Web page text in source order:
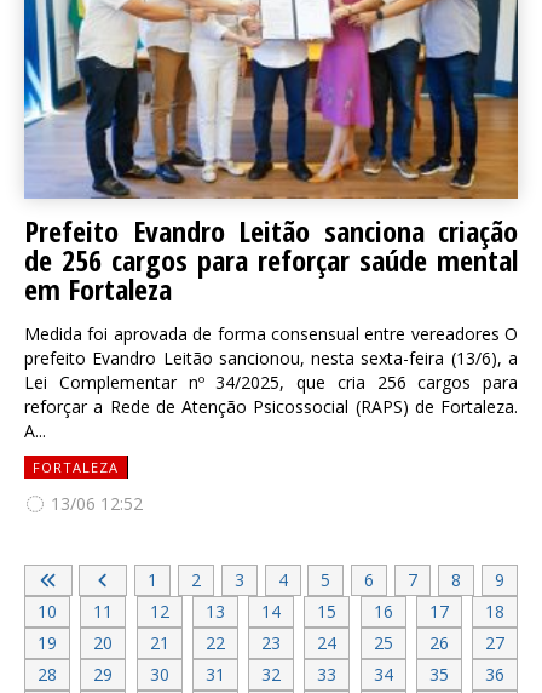
Prefeito Evandro Leitão sanciona criação
de 256 cargos para reforçar saúde mental
em Fortaleza
Medida foi aprovada de forma consensual entre vereadores O
prefeito Evandro Leitão sancionou, nesta sexta-feira (13/6), a
Lei Complementar nº 34/2025, que cria 256 cargos para
reforçar a Rede de Atenção Psicossocial (RAPS) de Fortaleza.
A...
FORTALEZA
13/06 12:52
1 2 3 4 5 6 7 8
9
10
11 12 13 14 15 16 17
18
19
20 21 22 23 24 25 26
27
28
29 30 31 32 33 34 35
36